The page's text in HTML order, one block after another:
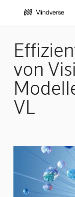
von
VL